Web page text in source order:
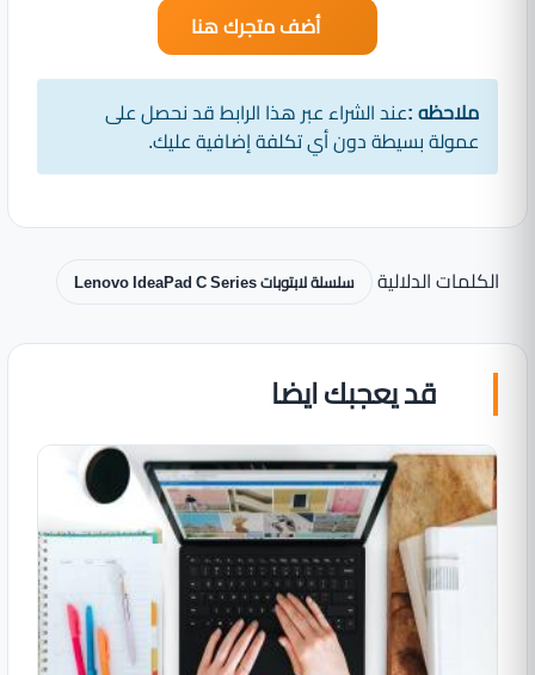
أضف متجرك هنا
ملاحظه :عند الشراء عبر هذا الرابط قد نحصل على
عمولة بسيطة دون أي تكلفة إضافية عليك.
الكلمات الدلالية سلسلة لابتوبات Lenovo IdeaPad C Series
قد يعجبك ايضا